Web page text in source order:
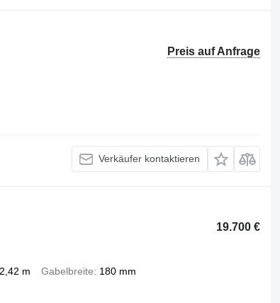
Preis auf Anfrage
Verkäufer kontaktieren
19.700 €
2,42 m Gabelbreite
180 mm